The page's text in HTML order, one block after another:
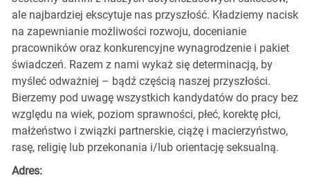
ale najbardziej ekscytuje nas przyszłość. Kładziemy nacisk
na zapewnianie możliwości rozwoju, docenianie
pracowników oraz konkurencyjne wynagrodzenie i pakiet
świadczeń. Razem z nami wykaż się determinacją, by
myśleć odważniej – bądź częścią naszej przyszłości.
Bierzemy pod uwagę wszystkich kandydatów do pracy bez
względu na wiek, poziom sprawności, płeć, korektę płci,
małżeństwo i związki partnerskie, ciążę i macierzyństwo,
rasę, religię lub przekonania i/lub orientację seksualną.
Adres: